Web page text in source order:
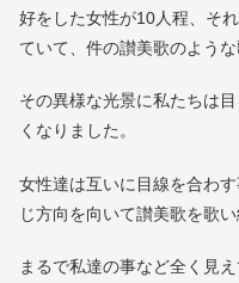
好をした女性が10人程、そ
ていて、件の讃美歌のよう
その異様な光景に私たちは
くなりました。
女性達は互いに目線を合わ
じ方向を向いて讃美歌を歌い
まるで私達の事など全く見